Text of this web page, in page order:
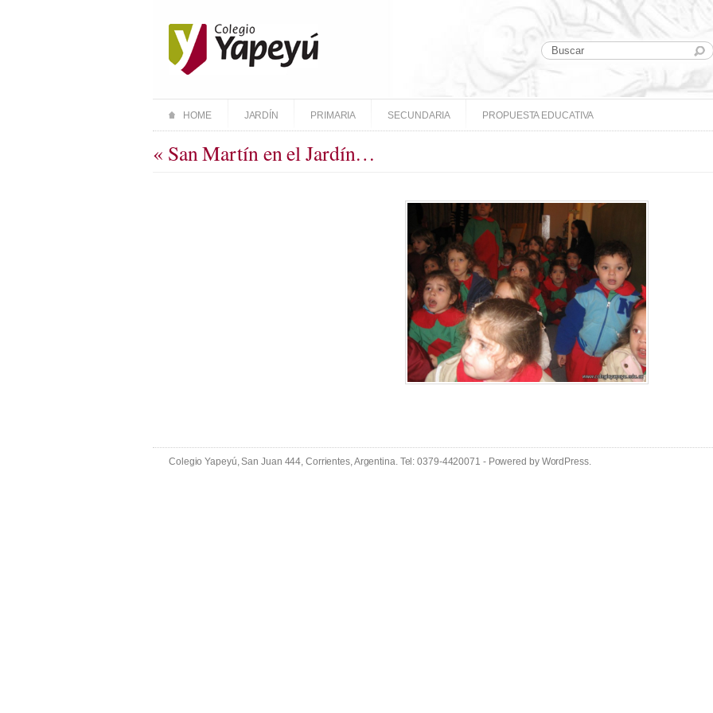
HOME JARDÍN PRIMARIA SECUNDARIA PROPUESTA EDUCATIVA
« San Martín en el Jardín…
Colegio Yapeyú, San Juan 444, Corrientes, Argentina. Tel: 0379-4420071 - Powered by WordPress.